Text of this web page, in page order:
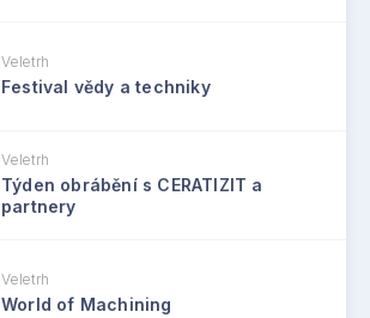
Veletrh
Festival vědy a techniky
Veletrh
Týden obrábění s CERATIZIT a
partnery
Veletrh
World of Machining